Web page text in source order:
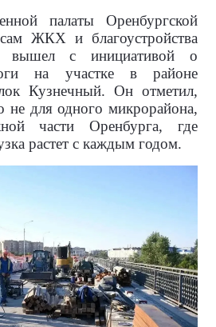
палаты Оренбургской
ЖКХ и благоустройства
вышел с инициативой о
на участке в районе
Кузнечный. Он отметил,
не для одного микрорайона,
части Оренбурга, где
растет с каждым годом.